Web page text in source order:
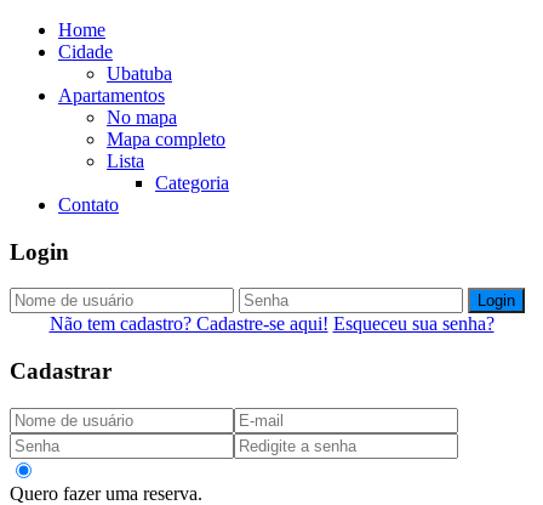
Home
Cidade
Ubatuba
Apartamentos
No mapa
Mapa completo
Lista
Categoria
Contato
Login
Login
Não tem cadastro? Cadastre-se aqui! Esqueceu sua senha?
Cadastrar
Quero fazer uma reserva.